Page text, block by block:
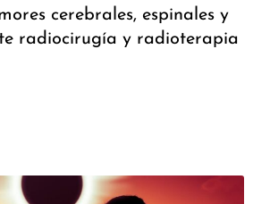
cerebrales, espinales y
radiocirugía y radioterapia